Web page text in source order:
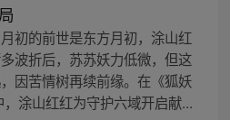
初的前世是东方月初，涂山红
波折后，苏苏妖力低微，但这
因苦情树再续前缘。在《狐妖
涂山红红为守护六域开启献...